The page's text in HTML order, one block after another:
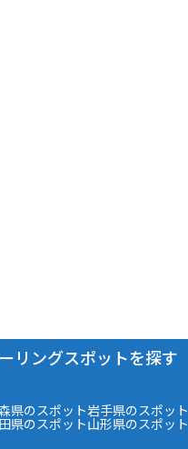
リングスポットを探す
県のスポット岩手県のスポット
県のスポット山形県のスポット